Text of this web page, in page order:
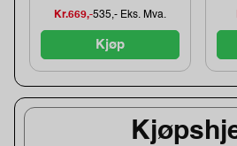
Kr.669,-535,- Eks. Mva.
Kjøp